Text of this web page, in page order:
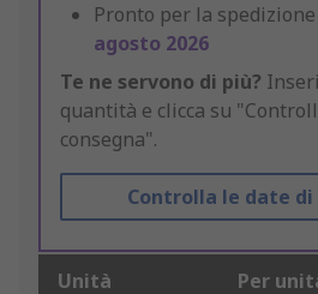
Pronto per la
agosto 2026
Te ne servono di più?
quantità e clicca su
consegna".
Controlla le date di
Unità Per